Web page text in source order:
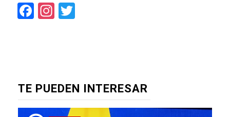
Facebook
Instagram
TE PUEDEN INTERESAR